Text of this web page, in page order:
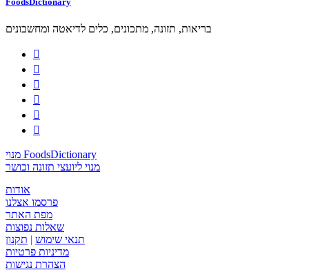
בריאות, תזונה, מתכונים, כלים לדיאטה ומחשבונים






מנוי FoodsDictionary
מנוי ליועצי תזונה וכושר
אודות
פרסמו אצלנו
מפת האתר
שאלות נפוצות
תנאי שימוש | תקנון
מדיניות פרטיות
הצהרת נגישות